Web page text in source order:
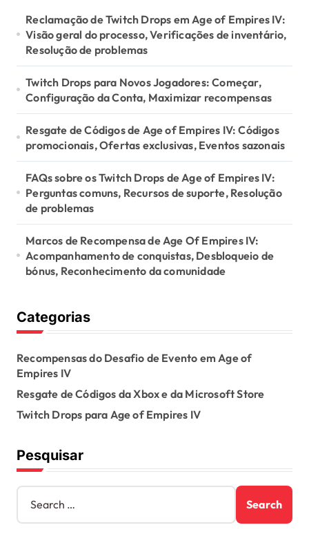
a
t
i
o
n
Reclamação de Twitch Drops em Age of Empires IV:
Visão geral do processo, Verificações de inventário,
Resolução de problemas
Twitch Drops para Novos Jogadores: Começar,
Configuração da Conta, Maximizar recompensas
Resgate de Códigos de Age of Empires IV: Códigos
promocionais, Ofertas exclusivas, Eventos sazonais
FAQs sobre os Twitch Drops de Age of Empires IV:
Perguntas comuns, Recursos de suporte, Resolução
de problemas
Marcos de Recompensa de Age Of Empires IV:
Acompanhamento de conquistas, Desbloqueio de
bónus, Reconhecimento da comunidade
Categorias
Recompensas do Desafio de Evento em Age of
Empires IV
Resgate de Códigos da Xbox e da Microsoft Store
Twitch Drops para Age of Empires IV
Pesquisar
S
a